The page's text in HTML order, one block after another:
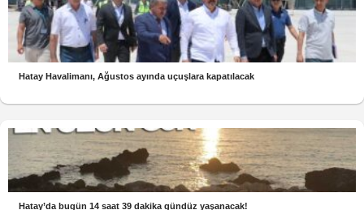
Hatay Havalimanı, Ağustos ayında uçuşlara kapatılacak
Hatay’da bugün 14 saat 39 dakika gündüz yaşanacak!